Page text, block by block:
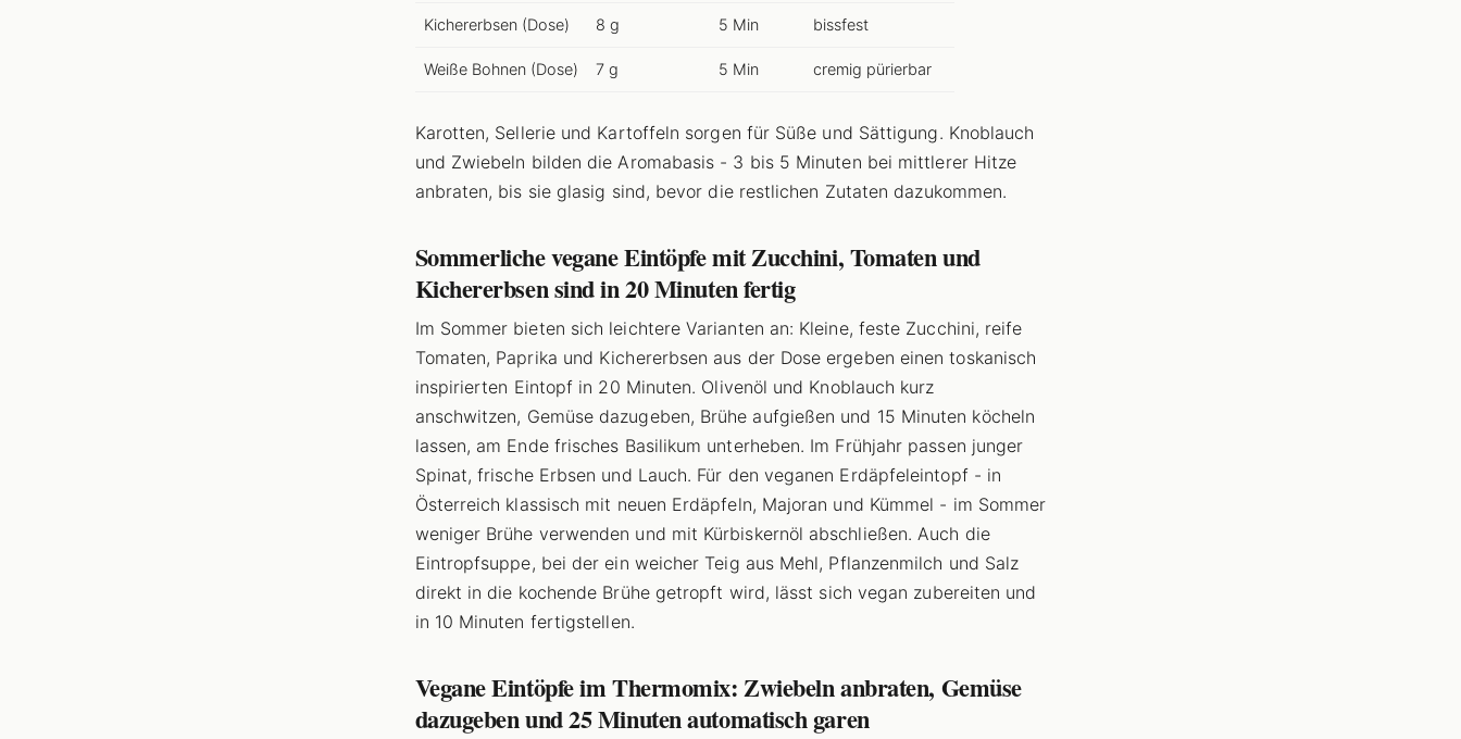
Kichererbsen (Dose) 8 g 5 Min bissfest
Weiße Bohnen (Dose) 7 g 5 Min cremig pürierbar
Karotten, Sellerie und Kartoffeln sorgen für Süße und Sättigung. Knoblauch
und Zwiebeln bilden die Aromabasis - 3 bis 5 Minuten bei mittlerer Hitze
anbraten, bis sie glasig sind, bevor die restlichen Zutaten dazukommen.
Sommerliche vegane Eintöpfe mit Zucchini, Tomaten und
Kichererbsen sind in 20 Minuten fertig
Im Sommer bieten sich leichtere Varianten an: Kleine, feste Zucchini, reife
Tomaten, Paprika und Kichererbsen aus der Dose ergeben einen toskanisch
inspirierten Eintopf in 20 Minuten. Olivenöl und Knoblauch kurz
anschwitzen, Gemüse dazugeben, Brühe aufgießen und 15 Minuten köcheln
lassen, am Ende frisches Basilikum unterheben. Im Frühjahr passen junger
Spinat, frische Erbsen und Lauch. Für den veganen Erdäpfeleintopf - in
Österreich klassisch mit neuen Erdäpfeln, Majoran und Kümmel - im Sommer
weniger Brühe verwenden und mit Kürbiskernöl abschließen. Auch die
Eintropfsuppe, bei der ein weicher Teig aus Mehl, Pflanzenmilch und Salz
direkt in die kochende Brühe getropft wird, lässt sich vegan zubereiten und
in 10 Minuten fertigstellen.
Vegane Eintöpfe im Thermomix: Zwiebeln anbraten, Gemüse
dazugeben und 25 Minuten automatisch garen